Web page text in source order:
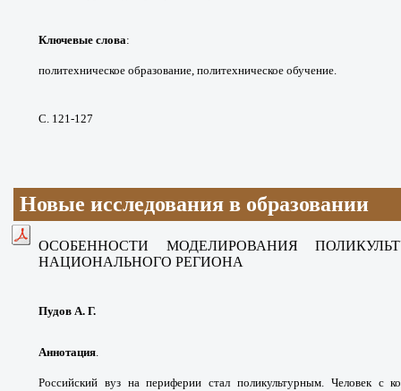
Ключевые слова:
политехническое образование, политехническое обучение.
С. 121-127
Новые исследования в образовании
ОСОБЕННОСТИ МОДЕЛИРОВАНИЯ
НАЦИОНАЛЬНОГО РЕГИОНА
Пудов А. Г.
Аннотация.
Российский вуз на периферии стал поликультурным. Человек с